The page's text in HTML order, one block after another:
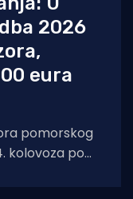
2026
eura
pomorskog
kolovoza pod